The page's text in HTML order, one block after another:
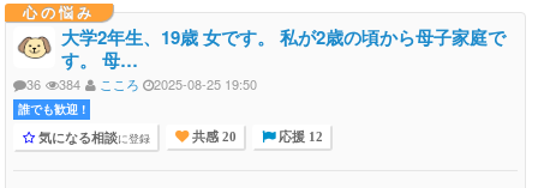
心の悩み
大学2年生、19歳 女です。 私が2歳の頃から母子家庭で
す。 母…
36 384 こころ 2025-08-25 19:50
誰でも歓迎 !
気になる相談に登録 共感 20 応援 12